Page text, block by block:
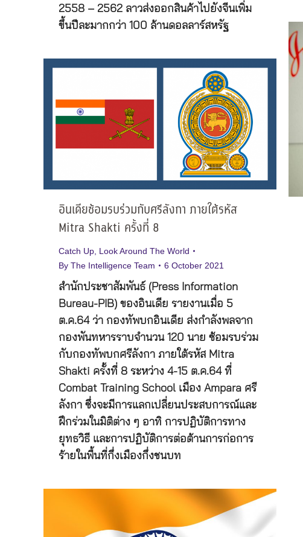
2558 – 2562 ลาวส่งออกสินค้าไปยังจีนเพิ่ม
ขึ้นปีละมากกว่า 100 ล้านดอลลาร์สหรัฐ
อินเดียซ้อมรบร่วมกับศรีลังกา ภายใต้รหัส
Mitra Shakti ครั้งที่ 8
Catch Up, Look Around The World
By The Intelligence Team 6 October 2021
สำนักประชาสัมพันธ์ (Press Information
Bureau-PIB) ของอินเดีย รายงานเมื่อ 5
ต.ค.64 ว่า กองทัพบกอินเดีย ส่งกำลังพลจาก
กองพันทหารราบจำนวน 120 นาย ซ้อมรบร่วม
กับกองทัพบกศรีลังกา ภายใต้รหัส Mitra
Shakti ครั้งที่ 8 ระหว่าง 4-15 ต.ค.64 ที่
Combat Training School เมือง Ampara ศรี
ลังกา ซึ่งจะมีการแลกเปลี่ยนประสบการณ์และ
ฝึกร่วมในมิติต่าง ๆ อาทิ การปฏิบัติการทาง
ยุทธวิธี และการปฏิบัติการต่อต้านการก่อการ
ร้ายในพื้นที่กึ่งเมืองกึ่งชนบท